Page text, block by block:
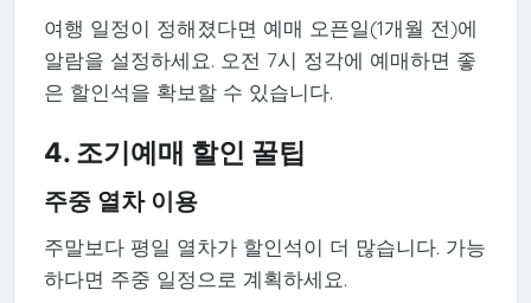
여행 일정이 정해졌다면 예매 오픈일(1개월 전)에
알람을 설정하세요. 오전 7시 정각에 예매하면 좋
은 할인석을 확보할 수 있습니다.
4. 조기예매 할인 꿀팁
주중 열차 이용
주말보다 평일 열차가 할인석이 더 많습니다. 가능
하다면 주중 일정으로 계획하세요.